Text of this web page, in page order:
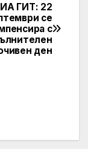
ИА ГИТ: 22
се
с
ден